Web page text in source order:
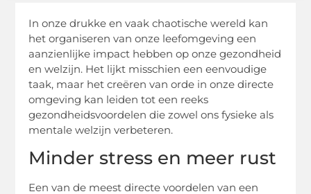
In onze drukke en vaak chaotische wereld kan
het organiseren van onze leefomgeving een
aanzienlijke impact hebben op onze gezondheid
en welzijn. Het lijkt misschien een eenvoudige
taak, maar het creëren van orde in onze directe
omgeving kan leiden tot een reeks
gezondheidsvoordelen die zowel ons fysieke als
mentale welzijn verbeteren.
Minder stress en meer rust
Een van de meest directe voordelen van een